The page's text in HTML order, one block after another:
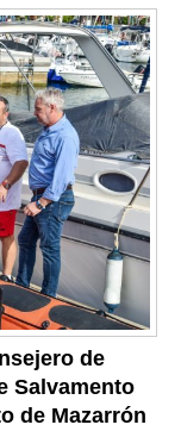
de
Salvamento
de Mazarrón